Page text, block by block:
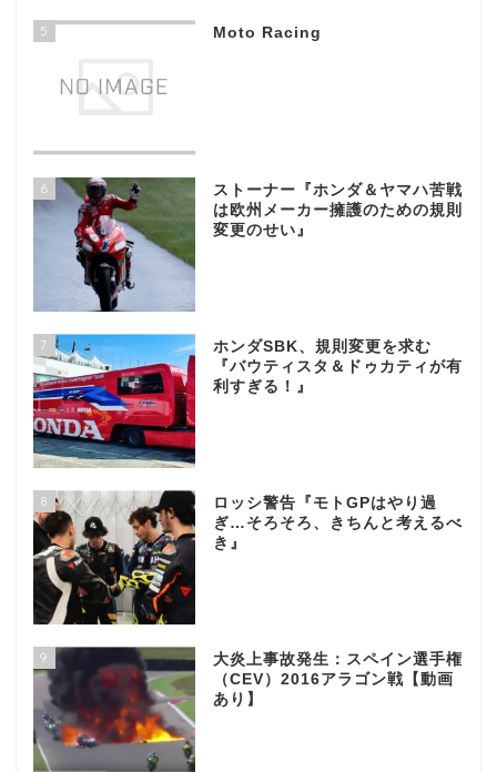
5 Moto Racing
6
ストーナー『ホンダ＆ヤマハ苦戦
は欧州メーカー擁護のための規則
変更のせい』
7
ホンダSBK、規則変更を求む
『バウティスタ＆ドゥカティが有
利すぎる！』
8
ロッシ警告『モトGPはやり過
ぎ…そろそろ、きちんと考えるべ
き』
9
大炎上事故発生：スペイン選手権
（CEV）2016アラゴン戦【動画
あり】